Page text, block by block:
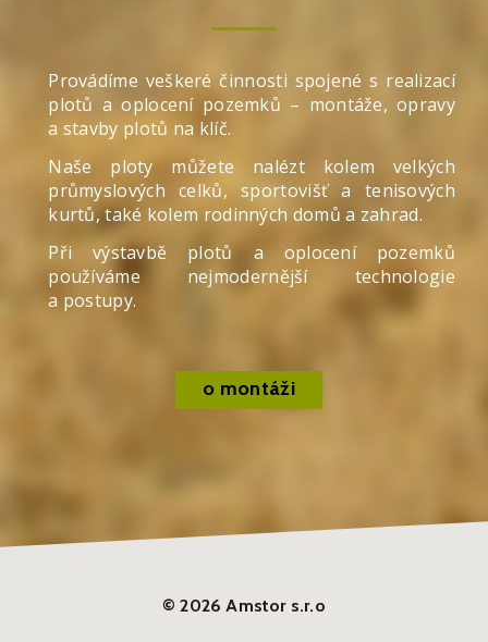
Provádíme veškeré činnosti spojené s realizací
plotů a oplocení pozemků – montáže, opravy
a stavby plotů na klíč.
Naše ploty můžete nalézt kolem velkých
průmyslových celků, sportovišť a tenisových
kurtů, také kolem rodinných domů a zahrad.
Při výstavbě plotů a oplocení pozemků
používáme nejmodernější technologie
a postupy.
o montáži
© 2026 Amstor s.r.o